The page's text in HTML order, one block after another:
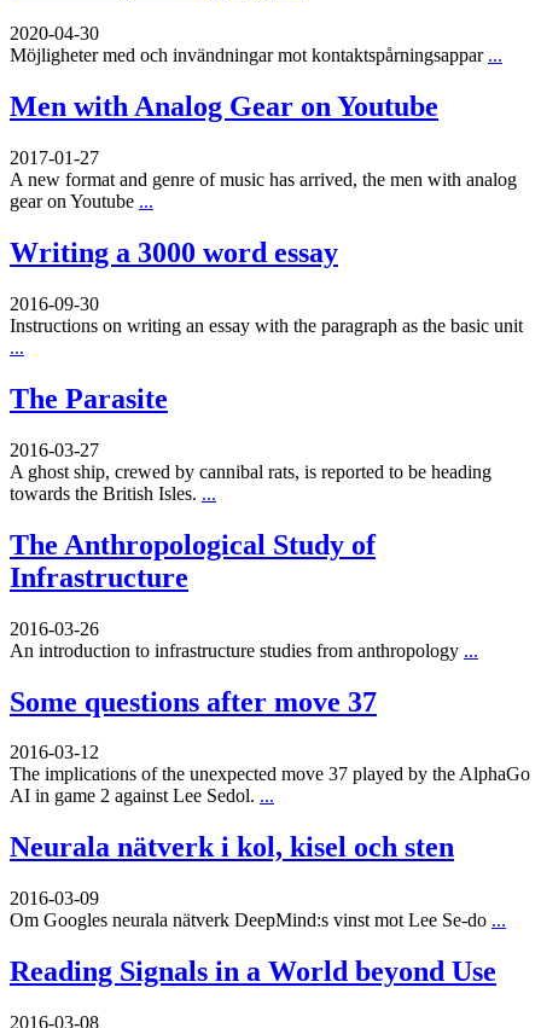
2020-04-30
Möjligheter med och invändningar mot kontaktspårningsappar ...
Men with Analog Gear on Youtube
2017-01-27
A new format and genre of music has arrived, the men with analog
gear on Youtube ...
Writing a 3000 word essay
2016-09-30
Instructions on writing an essay with the paragraph as the basic unit
...
The Parasite
2016-03-27
A ghost ship, crewed by cannibal rats, is reported to be heading
towards the British Isles. ...
The Anthropological Study of
Infrastructure
2016-03-26
An introduction to infrastructure studies from anthropology ...
Some questions after move 37
2016-03-12
The implications of the unexpected move 37 played by the AlphaGo
AI in game 2 against Lee Sedol. ...
Neurala nätverk i kol, kisel och sten
2016-03-09
Om Googles neurala nätverk DeepMind:s vinst mot Lee Se-do ...
Reading Signals in a World beyond Use
2016-03-08